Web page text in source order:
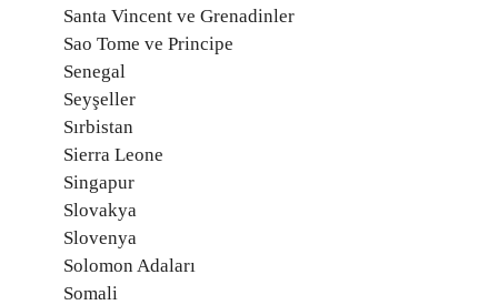
Santa Vincent ve Grenadinler
Sao Tome ve Principe
Senegal
Seyşeller
Sırbistan
Sierra Leone
Singapur
Slovakya
Slovenya
Solomon Adaları
Somali